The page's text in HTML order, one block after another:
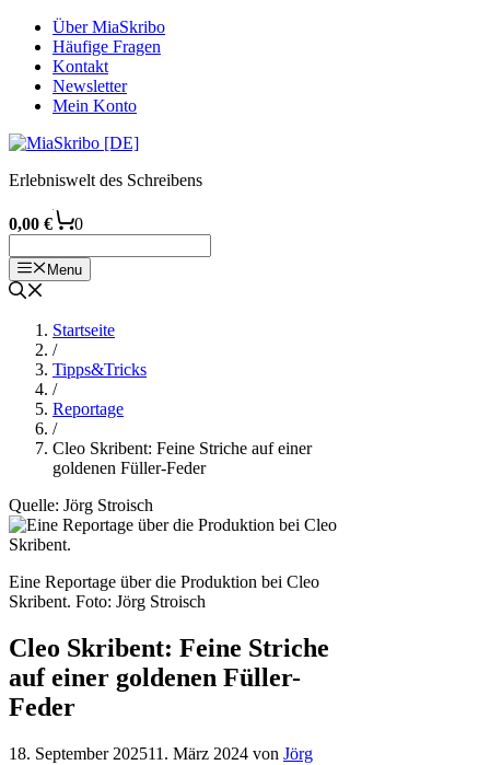
Zum
Inhalt
springen
Über MiaSkribo
Häufige Fragen
Kontakt
Newsletter
Mein Konto
Erlebniswelt des Schreibens
0,00 € 0
Menu
Startseite
/
Tipps&Tricks
/
Reportage
/
Cleo Skribent: Feine Striche auf einer
goldenen Füller-Feder
Quelle: Jörg Stroisch
Eine Reportage über die Produktion bei Cleo
Skribent. Foto: Jörg Stroisch
Cleo Skribent: Feine Striche
auf einer goldenen Füller-
Feder
18. September 202511. März 2024 von Jörg